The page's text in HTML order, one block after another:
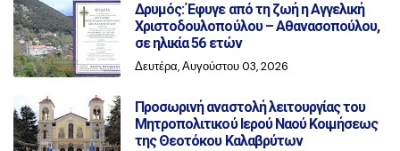
Δρυμός: Έφυγε από τη ζωή η Αγγελική
Χριστοδουλοπούλου – Αθανασοπούλου,
σε ηλικία 56 ετών
Δευτέρα, Αυγούστου 03, 2026
Προσωρινή αναστολή λειτουργίας του
Μητροπολιτικού Ιερού Ναού Κοιμήσεως
της Θεοτόκου Καλαβρύτων